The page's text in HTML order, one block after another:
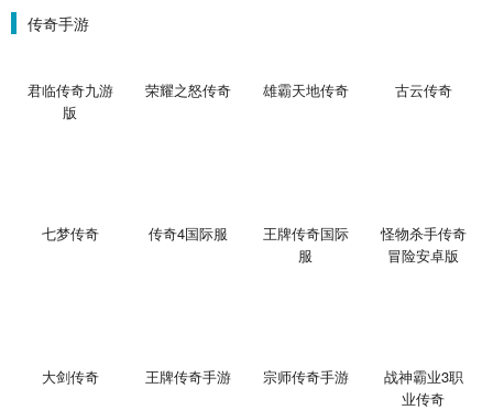
传奇手游
君临传奇九游
版
荣耀之怒传奇 雄霸天地传奇 古云传奇
七梦传奇 传奇4国际服
王牌传奇国际
服
怪物杀手传奇
冒险安卓版
大剑传奇 王牌传奇手游 宗师传奇手游
战神霸业3职
业传奇